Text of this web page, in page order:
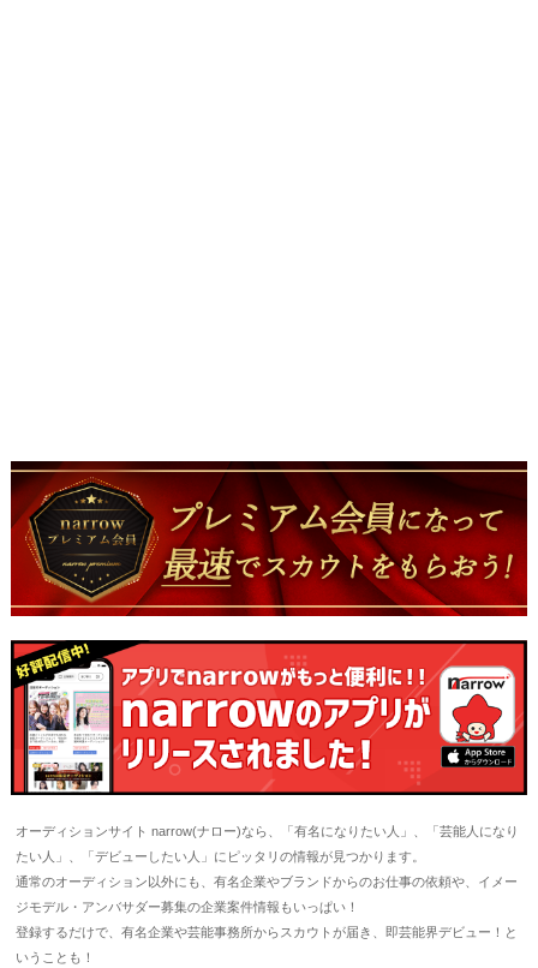
オーディションサイト narrow(ナロー)なら、「有名になりたい人」、「芸能人になり
たい人」、「デビューしたい人」にピッタリの情報が見つかります。
通常のオーディション以外にも、有名企業やブランドからのお仕事の依頼や、イメー
ジモデル・アンバサダー募集の企業案件情報もいっぱい！
登録するだけで、有名企業や芸能事務所からスカウトが届き、即芸能界デビュー！と
いうことも！